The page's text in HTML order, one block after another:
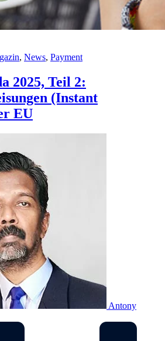
, News, Payment
2025, Teil 2:
(Instant
EU
Antony